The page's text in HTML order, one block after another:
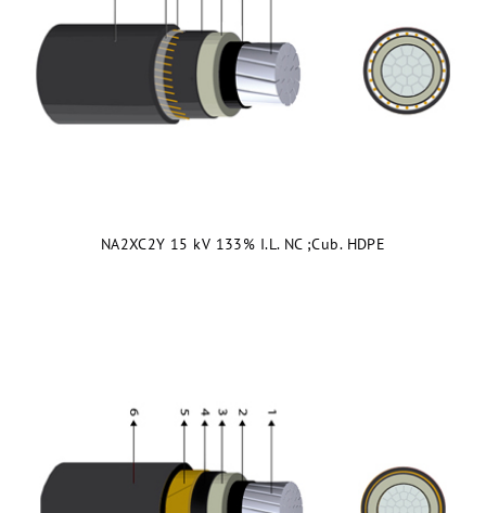
NA2XC2Y 15 kV 133% I.L. NC ;Cub. HDPE